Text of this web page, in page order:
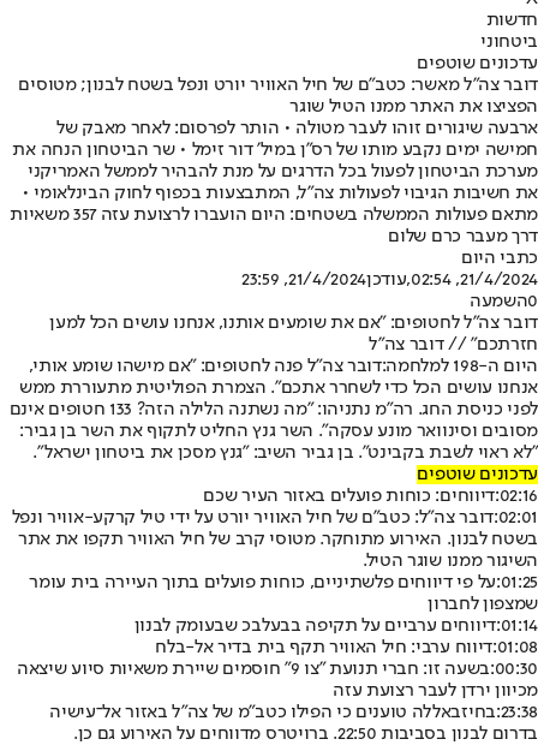
חדשות
ביטחוני
עדכונים שוטפים
דובר צה"ל מאשר: כטב"ם של חיל האוויר יורט ונפל בשטח לבנון; מטוסים
הפציצו את האתר ממנו הטיל שוגר
ארבעה שיגורים זוהו לעבר מטולה • הותר לפרסום: לאחר מאבק של
חמישה ימים נקבע מותו של רס"ן במיל' דור זימל • שר הביטחון הנחה את
מערכת הביטחון לפעול בכל הדרגים על מנת להבהיר לממשל האמריקני
את חשיבות הגיבוי לפעולות צה״ל, המתבצעות בכפוף לחוק הבינלאומי •
מתאם פעולות הממשלה בשטחים: היום הועברו לרצועת עזה 357 משאיות
דרך מעבר כרם שלום
כתבי היום
21/4/2024, 02:54
,עודכן21/4/2024, 23:59
0השמעה
דובר צה"ל לחטופים: "אם את שומעים אותנו, אנחנו עושים הכל למען
חזרתכם" // דובר צה"ל
היום ה-198 למלחמה:
דובר צה"ל פנה לחטופים: "אם מישהו שומע אותי,
אנחנו עושים הכל כדי לשחרר אתכם". הצמרת הפוליטית מתעוררת ממש
לפני כניסת החג. רה"מ נתניהו: "מה נשתנה הלילה הזה? 133 חטופים אינם
מסובים וסינוואר מונע עסקה". השר גנץ החליט לתקוף את השר בן גביר:
"לא ראוי לשבת בקבינט". בן גביר השיב: "גנץ מסכן את ביטחון ישראל".
עדכונים שוטפים
02:16: דיווחים: כוחות פועלים באזור העיר שכם
02:01: דובר צה"ל: כטב"ם של חיל האוויר יורט על ידי טיל קרקע-אוויר ונפל
בשטח לבנון. האירוע מתוחקר. מטוסי קרב של חיל האוויר תקפו את אתר
השיגור ממנו שוגר הטיל.
01:25: על פי דיווחים פלשתיניים, כוחות פועלים בתוך העיירה בית עומר
שמצפון לחברון
01:14: דיווחים ערביים על תקיפה בבעלבכ שבעומק לבנון
01:08: דיווח ערבי: חיל האוויר תקף בית בדיר אל-בלח
00:30:
בשעה זו: חברי תנועת "צו 9" חוסמים שיירת משאיות סיוע שיצאה
מכיוון ירדן לעבר רצועת עזה
23:38: בחיזבאללה טוענים כי הפילו כטב"מ של צה"ל באזור אל־עישיה
בדרום לבנון בסביבות 22:50. ברויטרס מדווחים על האירוע גם כן.